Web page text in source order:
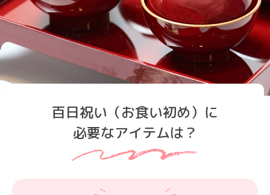
百日祝い（お食い初め）に
必要なアイテムは？